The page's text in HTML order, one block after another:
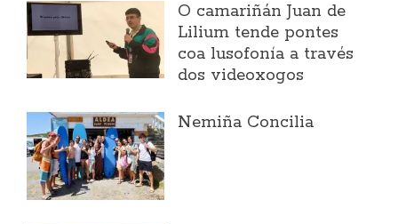
O camariñán Juan de
Lilium tende pontes
coa lusofonía a través
dos videoxogos
Nemiña Concilia